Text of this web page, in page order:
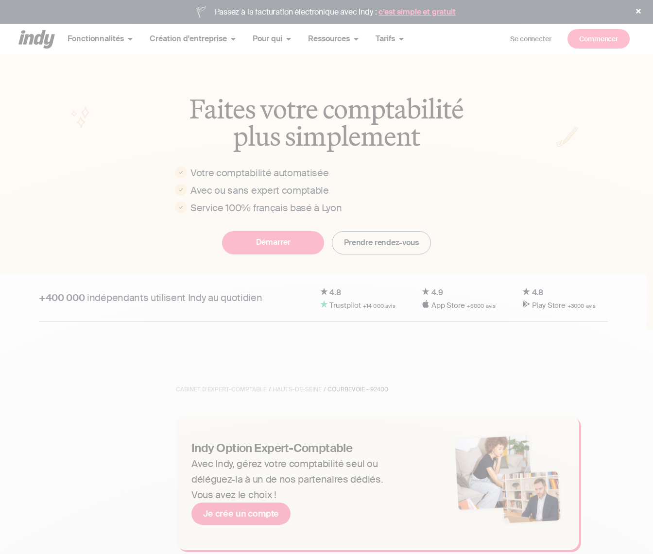
Passez à la facturation électronique avec Indy :c’est simple et gratuit
Fonctionnalités Création d'entreprise Pour qui Ressources Tarifs Se connecter Commencer
Faites votre comptabilité
plus simplement
Votre comptabilité automatisée
Avec ou sans expert comptable
Service 100% français basé à Lyon
Démarrer Prendre rendez-vous
+400 000indépendants utilisent Indy au quotidien 4.8
Trustpilot +14 000 avis
4.9
App Store+6000 avis
4.8
Play Store +3000 avis
CABINET D'EXPERT-COMPTABLE / HAUTS-DE-SEINE / COURBEVOIE - 92400
Indy Option Expert-Comptable
Avec Indy, gérez votre comptabilité seul ou
déléguez-la à un de nos partenaires dédiés.
Vous avez le choix !
Je crée un compte